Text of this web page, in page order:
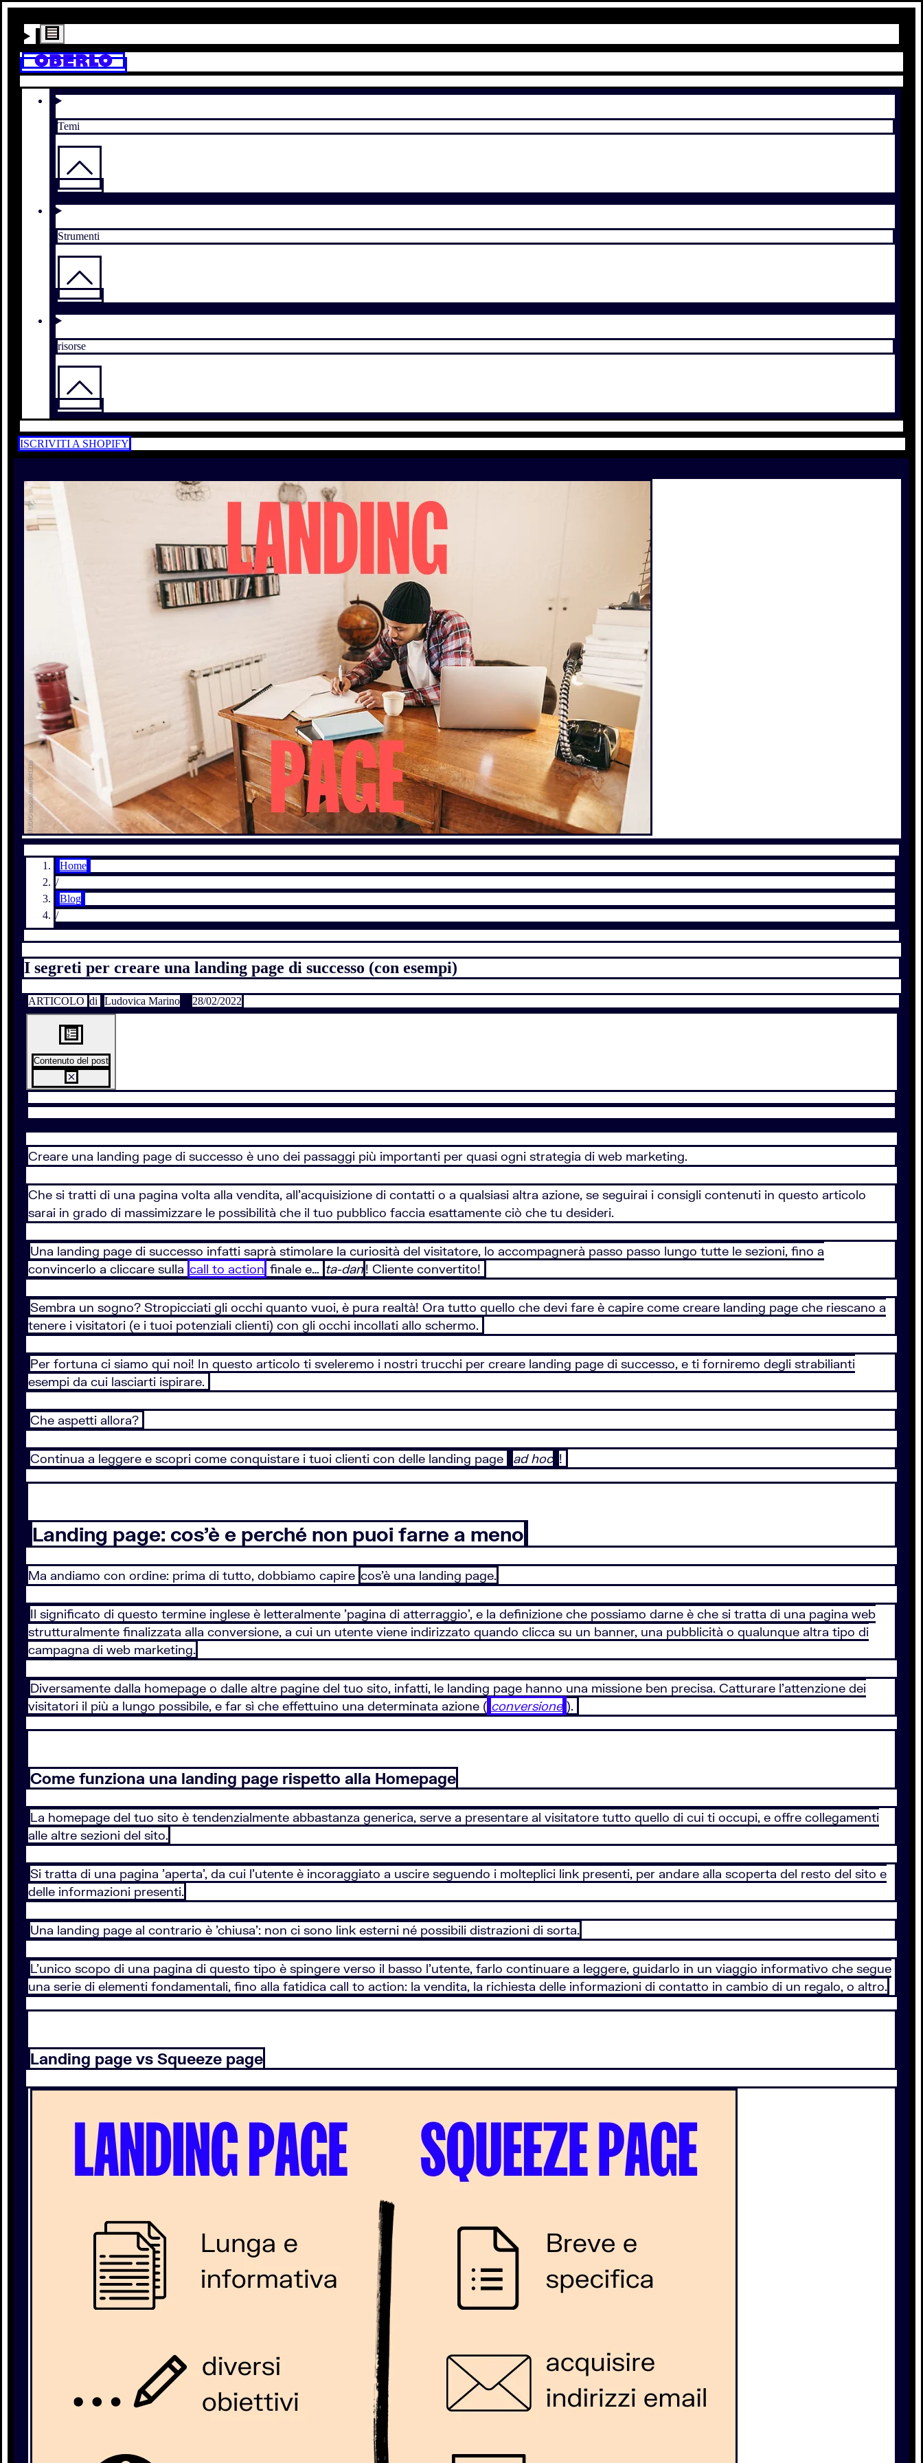
Temi
Strumenti
risorse
ISCRIVITI A SHOPIFY
Home
/
Blog
/
I segreti per creare una landing page di successo (con esempi)
ARTICOLO di Ludovica Marino 28/02/2022
Contenuto del post
Creare una landing page di successo è uno dei passaggi più importanti per quasi ogni strategia di web marketing.
Che si tratti di una pagina volta alla vendita, all'acquisizione di contatti o a qualsiasi altra azione, se seguirai i consigli contenuti in questo articolo
sarai in grado di massimizzare le possibilità che il tuo pubblico faccia esattamente ciò che tu desideri.
Una landing page di successo infatti saprà stimolare la curiosità del visitatore, lo accompagnerà passo passo lungo tutte le sezioni, fino a
convincerlo a cliccare sulla call to action finale e… ta-dan! Cliente convertito!
Sembra un sogno? Stropicciati gli occhi quanto vuoi, è pura realtà! Ora tutto quello che devi fare è capire come creare landing page che riescano a
tenere i visitatori (e i tuoi potenziali clienti) con gli occhi incollati allo schermo.
Per fortuna ci siamo qui noi! In questo articolo ti sveleremo i nostri trucchi per creare landing page di successo, e ti forniremo degli strabilianti
esempi da cui lasciarti ispirare.
Che aspetti allora?
Continua a leggere e scopri come conquistare i tuoi clienti con delle landing page ad hoc !
Landing page: cos'è e perché non puoi farne a meno
Ma andiamo con ordine: prima di tutto, dobbiamo capire cos’è una landing page.
Il significato di questo termine inglese è letteralmente 'pagina di atterraggio', e la definizione che possiamo darne è che si tratta di una pagina web
strutturalmente finalizzata alla conversione, a cui un utente viene indirizzato quando clicca su un banner, una pubblicità o qualunque altra tipo di
campagna di web marketing.
Diversamente dalla homepage o dalle altre pagine del tuo sito, infatti, le landing page hanno una missione ben precisa. Catturare l’attenzione dei
visitatori il più a lungo possibile, e far sì che effettuino una determinata azione ( conversione ).
Come funziona una landing page rispetto alla Homepage
La homepage del tuo sito è tendenzialmente abbastanza generica, serve a presentare al visitatore tutto quello di cui ti occupi, e offre collegamenti
alle altre sezioni del sito.
Si tratta di una pagina 'aperta', da cui l'utente è incoraggiato a uscire seguendo i molteplici link presenti, per andare alla scoperta del resto del sito e
delle informazioni presenti.
Una landing page al contrario è 'chiusa': non ci sono link esterni né possibili distrazioni di sorta.
L'unico scopo di una pagina di questo tipo è spingere verso il basso l'utente, farlo continuare a leggere, guidarlo in un viaggio informativo che segue
una serie di elementi fondamentali, fino alla fatidica call to action: la vendita, la richiesta delle informazioni di contatto in cambio di un regalo, o altro.
Landing page vs Squeeze page